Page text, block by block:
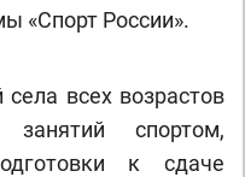
«Спорт России».
всех возрастов
спортом,
к сдаче